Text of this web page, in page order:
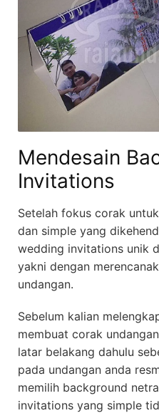
Mendesain
Invitations
Setelah fokus corak
dan simple yang
wedding invitations unik
yakni dengan
undangan.
Sebelum kalian
membuat corak
latar belakang dahulu
pada undangan anda
memilih background
invitations yang simple